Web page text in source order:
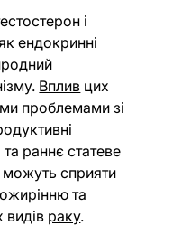
і
ендокринні
Вплив цих
проблемами зі
раннє статеве
можуть сприяти
та
видів раку.